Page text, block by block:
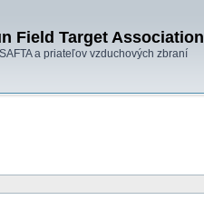
Field Target Association
a priateľov vzduchových zbraní